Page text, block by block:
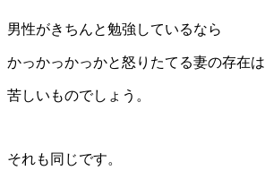
男性がきちんと勉強しているなら
かっかっかっかと怒りたてる妻の存在は
苦しいものでしょう。
それも同じです。